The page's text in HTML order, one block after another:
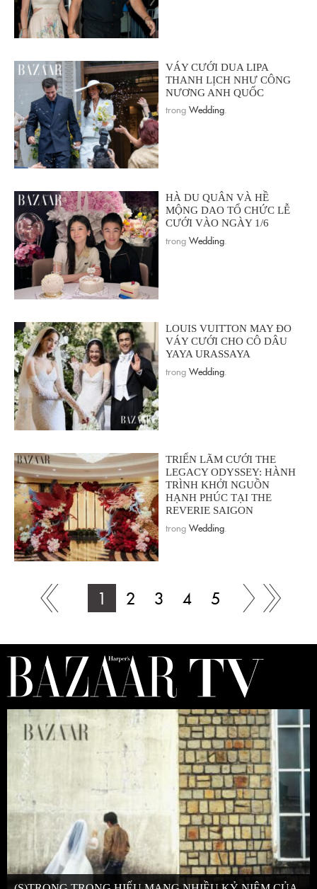
VÁY CƯỚI DUA LIPA
THANH LỊCH NHƯ CÔNG
NƯƠNG ANH QUỐC
trong Wedding
HÀ DU QUÂN VÀ HỀ
MỘNG DAO TỔ CHỨC LỄ
CƯỚI VÀO NGÀY 1/6
trong Wedding
LOUIS VUITTON MAY ĐO
VÁY CƯỚI CHO CÔ DÂU
YAYA URASSAYA
trong Wedding
TRIỂN LÃM CƯỚI THE
LEGACY ODYSSEY: HÀNH
TRÌNH KHỞI NGUỒN
HẠNH PHÚC TẠI THE
REVERIE SAIGON
trong Wedding
1 2 3 4 5